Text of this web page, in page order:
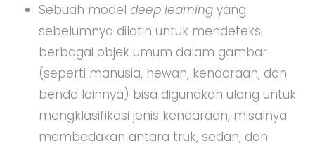
Sebuah model deep learning yang
sebelumnya dilatih untuk mendeteksi
berbagai objek umum dalam gambar
(seperti manusia, hewan, kendaraan, dan
benda lainnya) bisa digunakan ulang untuk
mengklasifikasi jenis kendaraan, misalnya
membedakan antara truk, sedan, dan